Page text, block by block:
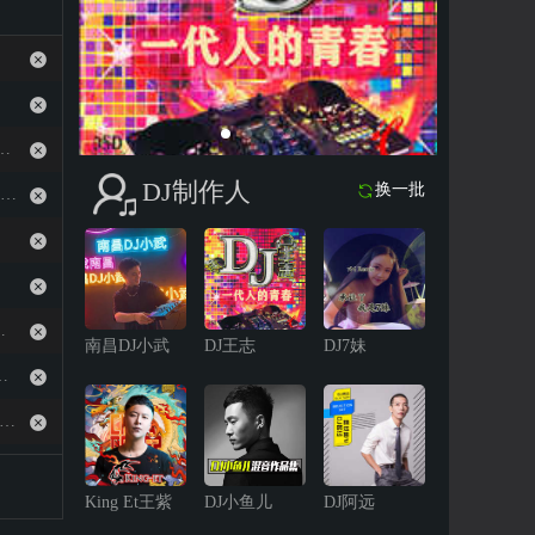
1991年现场live生命接触演唱会
南昌Dj康凯-国粤语Electro音乐打造心之火经典现场专辑实录串烧
现场 第四场
赫.(大赫)专辑现场 -
DJ晨晨 MC王子 - 2024.12 沈阳午夜未央Disco 圣诞节现场 第三场
DJ制作人 换一批
南昌DJ小武 DJ王志 DJ7妹
King Et王紫 DJ小鱼儿 DJ阿远